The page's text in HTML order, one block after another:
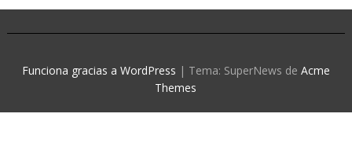
Funciona gracias a WordPress | Tema: SuperNews de Acme
Themes